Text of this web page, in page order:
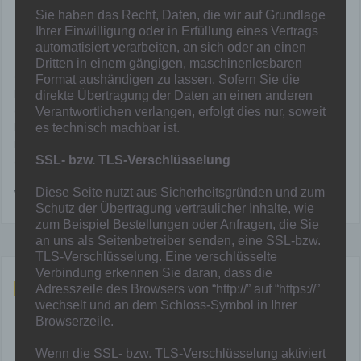
einem turbulenten
Spiel kühlen Kopf und siegen auch im Rückspiel gegen den
SCKE verdient –
Große Freude im Holtkamp: Die A-Junioren der Sportfreunde
Hamborn 07 konnten – nach einem 2:0 vorbringe Woche auf
eigenem Geläuf – nun am heutigen Sonntag mit einem 4:3 Erfolg
beim SC Kapellen-Erft auch das Rückspiel in der Qualifikation zur
Niederrheinliga für sich entscheiden und haben damit das Ticket für
die Spielklasse gelöst.
Weiterlesen
Aug. 29, 2021
B1 wurde in die Leistungsklasse
Gruppe 2 eingeteilt
Sie haben das Recht, Daten, die wir auf Grundlage
Ihrer Einwilligung oder in Erfüllung eines Vertrags
automatisiert verarbeiten, an sich oder an einen
Dritten in einem gängigen, maschinenlesbaren
Format aushändigen zu lassen. Sofern Sie die
direkte Übertragung der Daten an einen anderen
Verantwortlichen verlangen, erfolgt dies nur, soweit
es technisch machbar ist.
SSL- bzw. TLS-Verschlüsselung
Diese Seite nutzt aus Sicherheitsgründen und zum
Schutz der Übertragung vertraulicher Inhalte, wie
zum Beispiel Bestellungen oder Anfragen, die Sie
an uns als Seitenbetreiber senden, eine SSL-bzw.
TLS-Verschlüsselung. Eine verschlüsselte
Verbindung erkennen Sie daran, dass die
Adresszeile des Browsers von “http://” auf “https://”
wechselt und an dem Schloss-Symbol in Ihrer
Browserzeile.
Wenn die SSL- bzw. TLS-Verschlüsselung aktiviert